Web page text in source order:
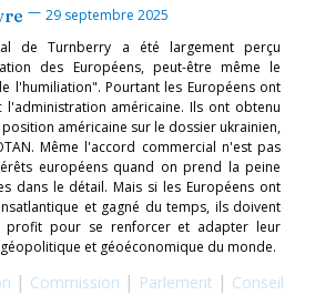
— 29 septembre 2025
de Turnberry a été largement perçu
des Européens, peut-être même le
l'humiliation". Pourtant les Européens ont
l'administration américaine. Ils ont obtenu
américaine sur le dossier ukrainien,
Même l'accord commercial n'est pas
européens quand on prend la peine
dans le détail. Mais si les Européens ont
et gagné du temps, ils doivent
profit pour se renforcer et adapter leur
et géoéconomique du monde.
| Commission | Parlement | Conseil